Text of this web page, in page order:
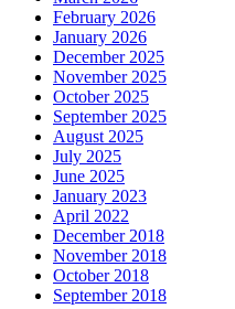
February 2026
January 2026
December 2025
November 2025
October 2025
September 2025
August 2025
July 2025
June 2025
January 2023
April 2022
December 2018
November 2018
October 2018
September 2018